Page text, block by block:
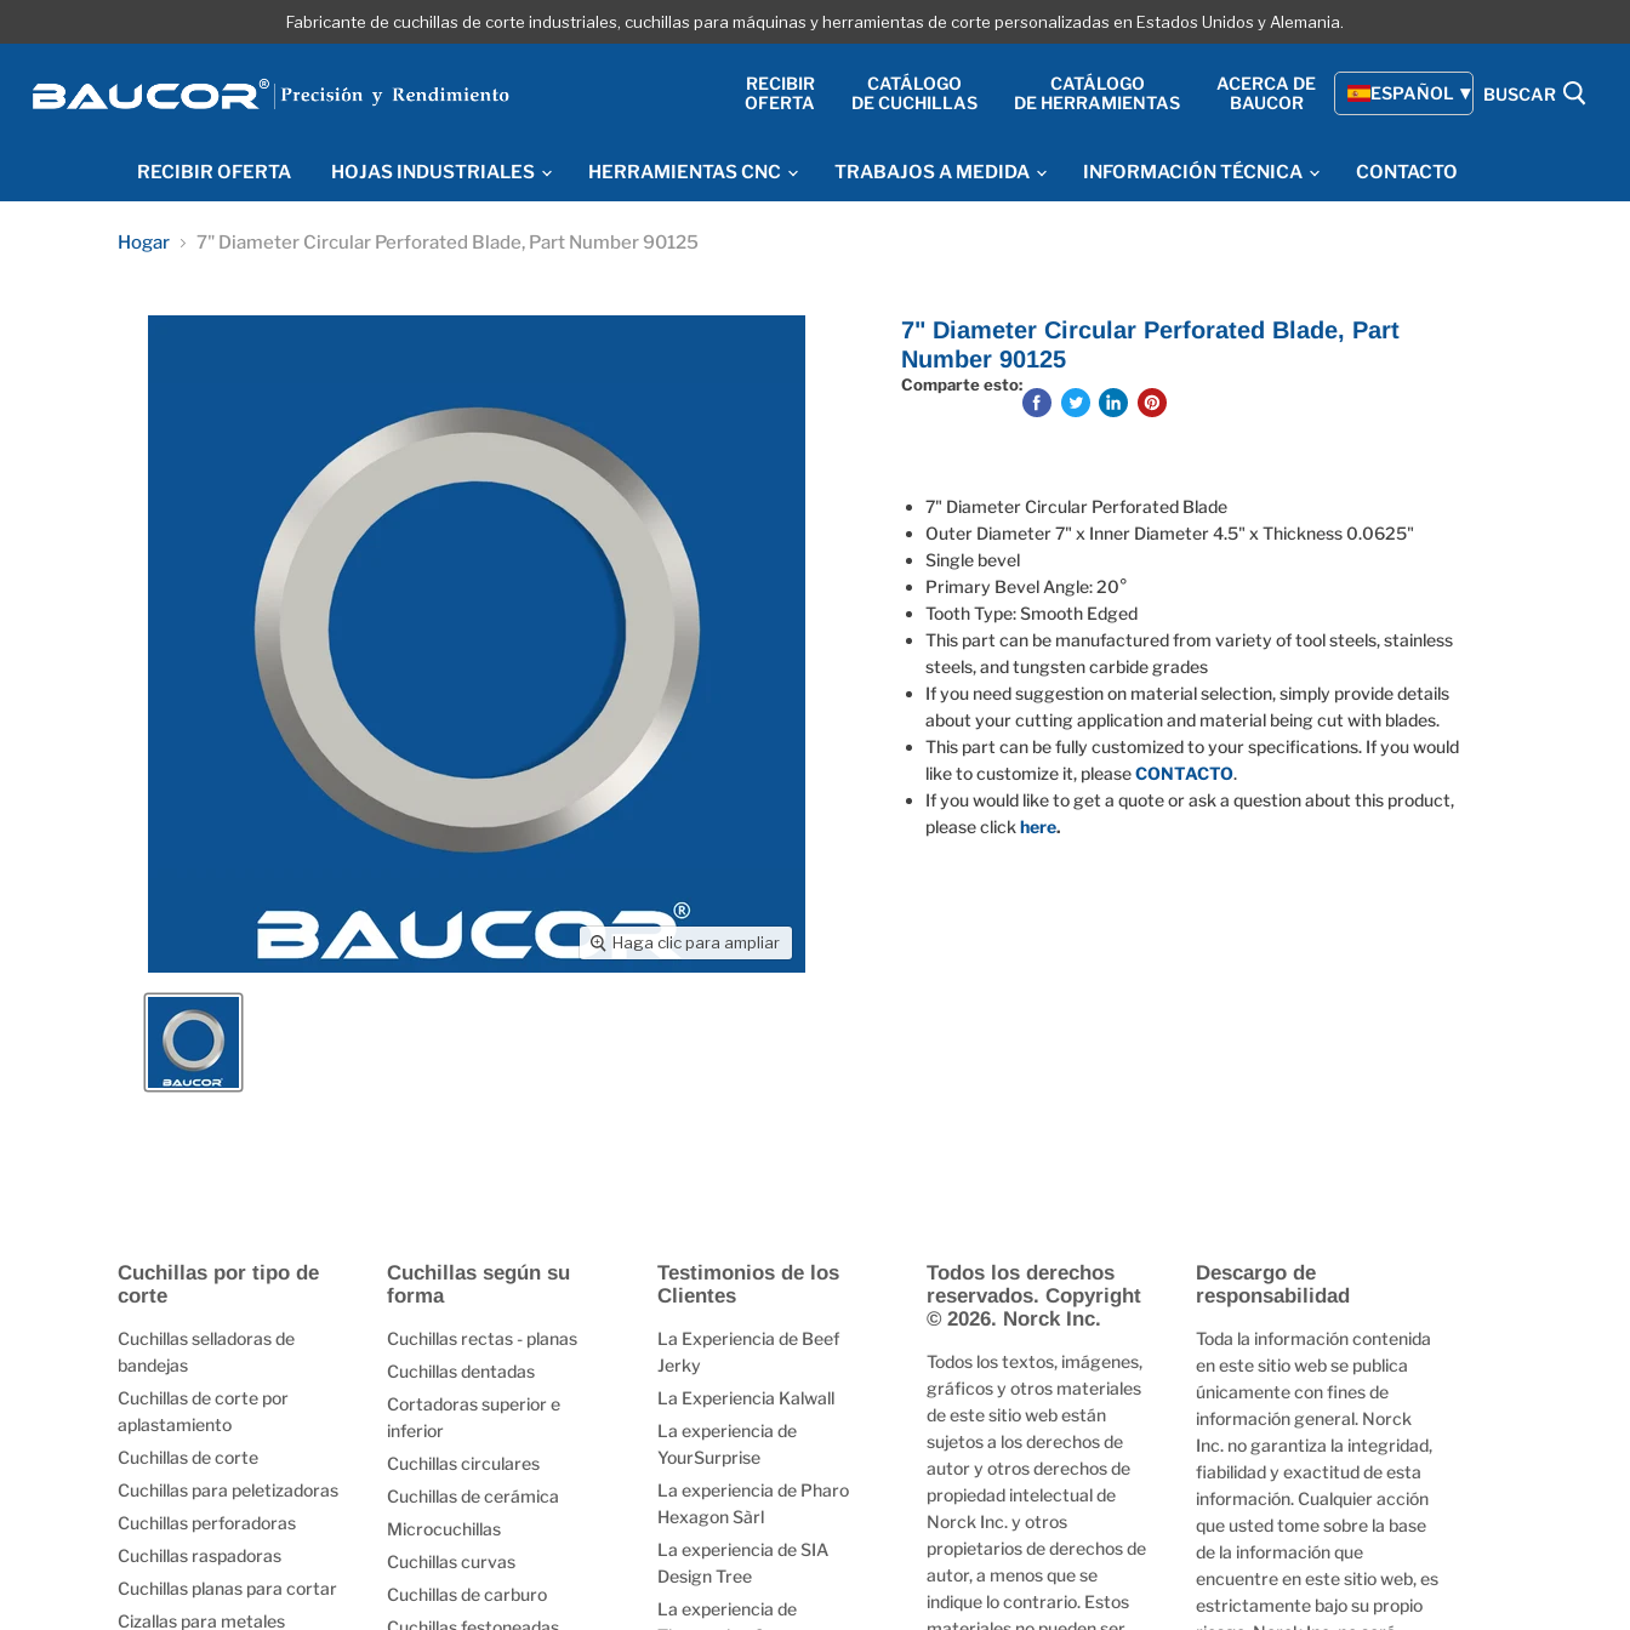
Fabricante de cuchillas de corte industriales, cuchillas para máquinas y herramientas de corte personalizadas en Estados Unidos y Alemania.
RECIBIR
OFERTA
CATÁLOGO
DE CUCHILLAS
CATÁLOGO
DE HERRAMIENTAS
ACERCA DE
BAUCOR
ESPAÑOL BUSCAR
RECIBIR OFERTA HOJAS INDUSTRIALES HERRAMIENTAS CNC TRABAJOS A MEDIDA INFORMACIÓN TÉCNICA CONTACTO
Hogar 7" Diameter Circular Perforated Blade, Part Number 90125
Haga clic para ampliar
7" Diameter Circular Perforated Blade, Part
Number 90125
Comparte esto:
7" Diameter Circular Perforated Blade
Outer Diameter 7" x Inner Diameter 4.5" x Thickness 0.0625"
Single bevel
Primary Bevel Angle: 20°
Tooth Type: Smooth Edged
This part can be manufactured from variety of tool steels, stainless
steels, and tungsten carbide grades
If you need suggestion on material selection, simply provide details
about your cutting application and material being cut with blades.
This part can be fully customized to your specifications. If you would
like to customize it, pleaseCONTACTO.
If you would like to get a quote or ask a question about this product,
please clickhere.
Cuchillas por tipo de
corte
Cuchillas selladoras de
bandejas
Cuchillas de corte por
aplastamiento
Cuchillas de corte
Cuchillas para peletizadoras
Cuchillas perforadoras
Cuchillas raspadoras
Cuchillas planas para cortar
Cizallas para metales
Cuchillas según su
forma
Cuchillas rectas - planas
Cuchillas dentadas
Cortadoras superior e
inferior
Cuchillas circulares
Cuchillas de cerámica
Microcuchillas
Cuchillas curvas
Cuchillas de carburo
Testimonios de los
Clientes
La Experiencia de Beef
Jerky
La Experiencia Kalwall
La experiencia de
YourSurprise
La experiencia de Pharo
Hexagon Sàrl
La experiencia de SIA
Design Tree
La experiencia de
Todos los derechos
reservados. Copyright
© 2026. Norck Inc.
Todos los textos, imágenes,
gráficos y otros materiales
de este sitio web están
sujetos a los derechos de
autor y otros derechos de
propiedad intelectual de
Norck Inc. y otros
propietarios de derechos de
autor, a menos que se
indique lo contrario. Estos
Descargo de
responsabilidad
Toda la información contenida
en este sitio web se publica
únicamente con fines de
información general. Norck
Inc. no garantiza la integridad,
fiabilidad y exactitud de esta
información. Cualquier acción
que usted tome sobre la base
de la información que
encuentre en este sitio web, es
estrictamente bajo su propio